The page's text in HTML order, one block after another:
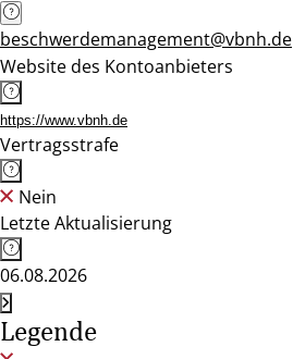
beschwerdemanagement@vbnh.de
Website des Kontoanbieters
https://www.vbnh.de
Vertragsstrafe
Nein
Letzte Aktualisierung
06.08.2026
Legende